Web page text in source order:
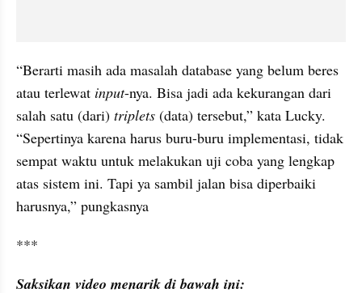
“Berarti masih ada masalah database yang belum beres
atau terlewat input-nya. Bisa jadi ada kekurangan dari
salah satu (dari) triplets (data) tersebut,” kata Lucky.
“Sepertinya karena harus buru-buru implementasi, tidak
sempat waktu untuk melakukan uji coba yang lengkap
atas sistem ini. Tapi ya sambil jalan bisa diperbaiki
harusnya,” pungkasnya
***
Saksikan video menarik di bawah ini: